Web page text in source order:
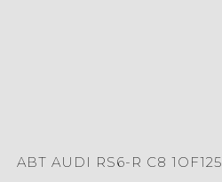
ABT AUDI RS6-R C8 1OF125